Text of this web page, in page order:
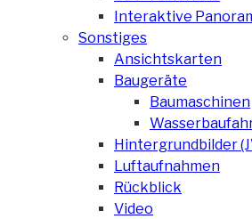
Interaktive
Sonstiges
Ansichtskarten
Baugeräte
Baumaschinen
Hintergrundbilder
Luftaufnahmen
Rückblick
Video